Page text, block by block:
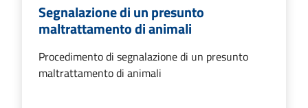
Segnalazione di un presunto
maltrattamento di animali
Procedimento di segnalazione di un presunto
maltrattamento di animali